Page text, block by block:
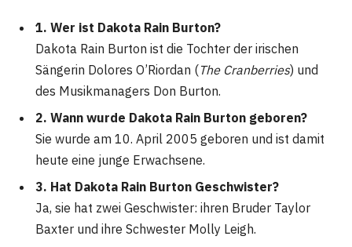
1. Wer ist Dakota Rain Burton?
Dakota Rain Burton ist die Tochter der irischen
Sängerin Dolores O’Riordan (The Cranberries) und
des Musikmanagers Don Burton.
2. Wann wurde Dakota Rain Burton geboren?
Sie wurde am 10. April 2005 geboren und ist damit
heute eine junge Erwachsene.
3. Hat Dakota Rain Burton Geschwister?
Ja, sie hat zwei Geschwister: ihren Bruder Taylor
Baxter und ihre Schwester Molly Leigh.